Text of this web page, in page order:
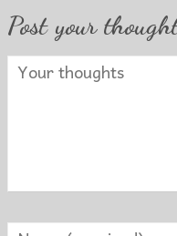
Post your